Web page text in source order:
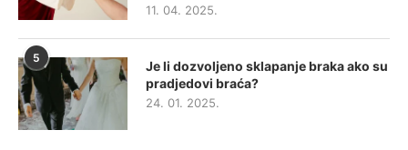
11. 04. 2025.
5
Je li dozvoljeno sklapanje braka ako su
pradjedovi braća?
24. 01. 2025.